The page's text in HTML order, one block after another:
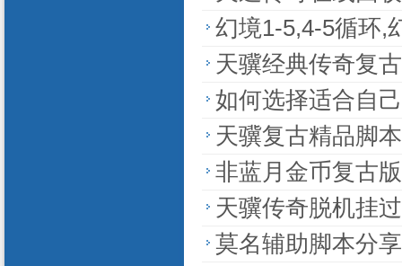
幻境1-5,4-5循环,
天骥经典传奇复
如何选择适合自
天骥复古精品脚
非蓝月金币复古
天骥传奇脱机挂
莫名辅助脚本分